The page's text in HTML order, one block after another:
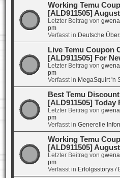
Working Temu
[ALD911505]
Letzter Beitrag von
pm
Verfasst in Deutsche
Live Temu Coupon
[ALD911505] For
Letzter Beitrag von
pm
Verfasst in MegaSquirt 'n
Best Temu
[ALD911505] Today
Letzter Beitrag von
pm
Verfasst in Generelle
Working Temu
[ALD911505]
Letzter Beitrag von
pm
Verfasst in Erfolgsstorys /